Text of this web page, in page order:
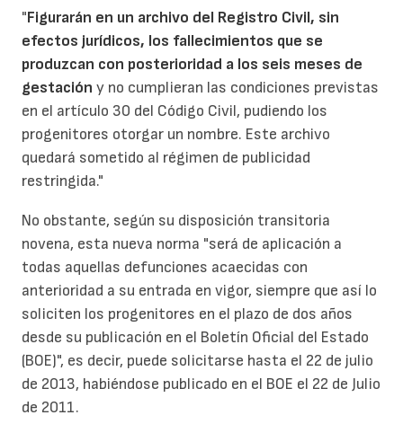
"Figurarán en un archivo del Registro Civil, sin
efectos jurídicos, los fallecimientos que se
produzcan con posterioridad a los seis meses de
gestación y no cumplieran las condiciones previstas
en el artículo 30 del Código Civil, pudiendo los
progenitores otorgar un nombre. Este archivo
quedará sometido al régimen de publicidad
restringida."
No obstante, según su disposición transitoria
novena, esta nueva norma "será de aplicación a
todas aquellas defunciones acaecidas con
anterioridad a su entrada en vigor, siempre que así lo
soliciten los progenitores en el plazo de dos años
desde su publicación en el Boletín Oficial del Estado
(BOE)", es decir, puede solicitarse hasta el 22 de julio
de 2013, habiéndose publicado en el BOE el 22 de Julio
de 2011.